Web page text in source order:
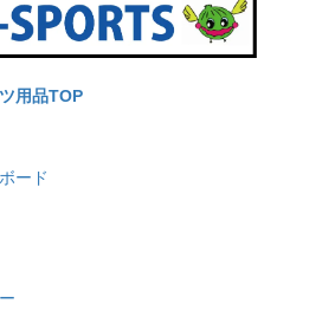
用品TOP
ード